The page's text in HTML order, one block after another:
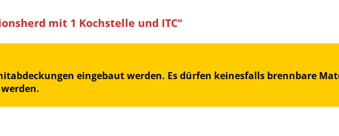
mit 1 Kochstelle und ITC"
eingebaut werden. Es dürfen keinesfalls brennbare